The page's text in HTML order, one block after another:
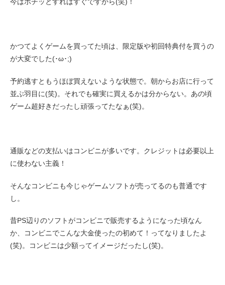
かつてよくゲームを買ってた頃は、限定版や初回特典付を買うの
が大変でした(･ω･;)
予約逃すともうほぼ買えないような状態で。朝からお店に行って
並ぶ羽目に(笑)。それでも確実に買えるかは分からない。あの頃
ゲーム超好きだったし頑張ってたなぁ(笑)。
通販などの支払いはコンビニが多いです。クレジットは必要以上
に使わない主義！
そんなコンビニも今じゃゲームソフトが売ってるのも普通です
し。
昔PS辺りのソフトがコンビニで販売するようになった頃なん
か、コンビニでこんな大金使ったの初めて！ってなりましたよ
(笑)。コンビニは少額ってイメージだったし(笑)。